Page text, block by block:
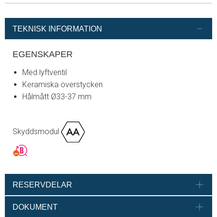
TEKNISK INFORMATION
EGENSKAPER
Med lyftventil
Keramiska överstycken
Hålmått Ø33-37 mm
Skyddsmodul
RESERVDELAR
DOKUMENT